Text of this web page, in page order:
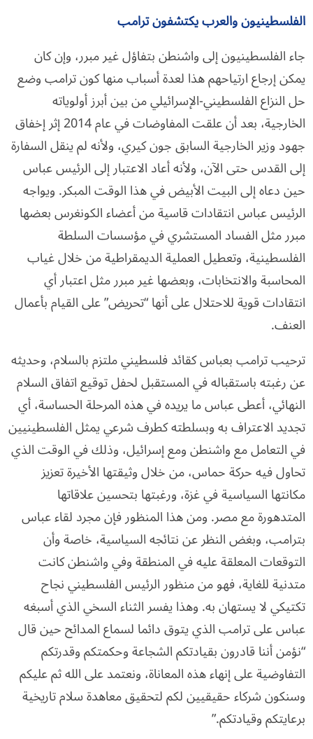
الفلسطينيون والعرب يكتشفون ترامب
جاء الفلسطينيون إلى واشنطن بتفاؤل غير مبرر، وإن كان
يمكن إرجاع ارتياحهم هذا لعدة أسباب منها كون ترامب وضع
حل النزاع الفلسطيني-الإسرائيلي من بين أبرز أولوياته
الخارجية، بعد أن علقت المفاوضات في عام 2014 إثر إخفاق
جهود وزير الخارجية السابق جون كيري، ولأنه لم ينقل السفارة
إلى القدس حتى الآن، ولأنه أعاد الاعتبار إلى الرئيس عباس
حين دعاه إلى البيت الأبيض في هذا الوقت المبكر. ويواجه
الرئيس عباس انتقادات قاسية من أعضاء الكونغرس بعضها
مبرر مثل الفساد المستشري في مؤسسات السلطة
الفلسطينية، وتعطيل العملية الديمقراطية من خلال غياب
المحاسبة والانتخابات، وبعضها غير مبرر مثل اعتبار أي
انتقادات قوية للاحتلال على أنها “تحريض” على القيام بأعمال
العنف.
ترحيب ترامب بعباس كقائد فلسطيني ملتزم بالسلام، وحديثه
عن رغبته باستقباله في المستقبل لحفل توقيع اتفاق السلام
النهائي، أعطى عباس ما يريده في هذه المرحلة الحساسة، أي
تجديد الاعتراف به وبسلطته كطرف شرعي يمثل الفلسطينيين
في التعامل مع واشنطن ومع إسرائيل، وذلك في الوقت الذي
تحاول فيه حركة حماس، من خلال وثيقتها الأخيرة تعزيز
مكانتها السياسية في غزة، ورغبتها بتحسين علاقاتها
المتدهورة مع مصر. ومن هذا المنظور فإن مجرد لقاء عباس
بترامب، وبغض النظر عن نتائجه السياسية، خاصة وأن
التوقعات المعلقة عليه في المنطقة وفي واشنطن كانت
متدنية للغاية، فهو من منظور الرئيس الفلسطيني نجاح
تكتيكي لا يستهان به. وهذا يفسر الثناء السخي الذي أسبغه
عباس على ترامب الذي يتوق دائما لسماع المدائح حين قال
“نؤمن أننا قادرون بقيادتكم الشجاعة وحكمتكم وقدرتكم
التفاوضية على إنهاء هذه المعاناة، ونعتمد على الله ثم عليكم
وسنكون شركاء حقيقيين لكم لتحقيق معاهدة سلام تاريخية
برعايتكم وقيادتكم.”